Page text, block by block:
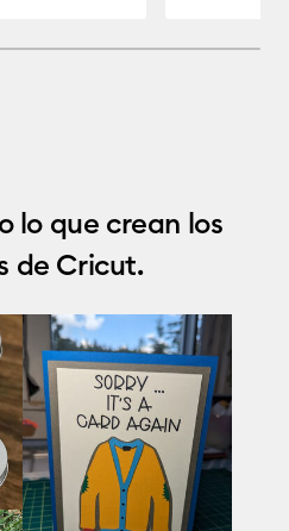
lo que crean los
de Cricut.